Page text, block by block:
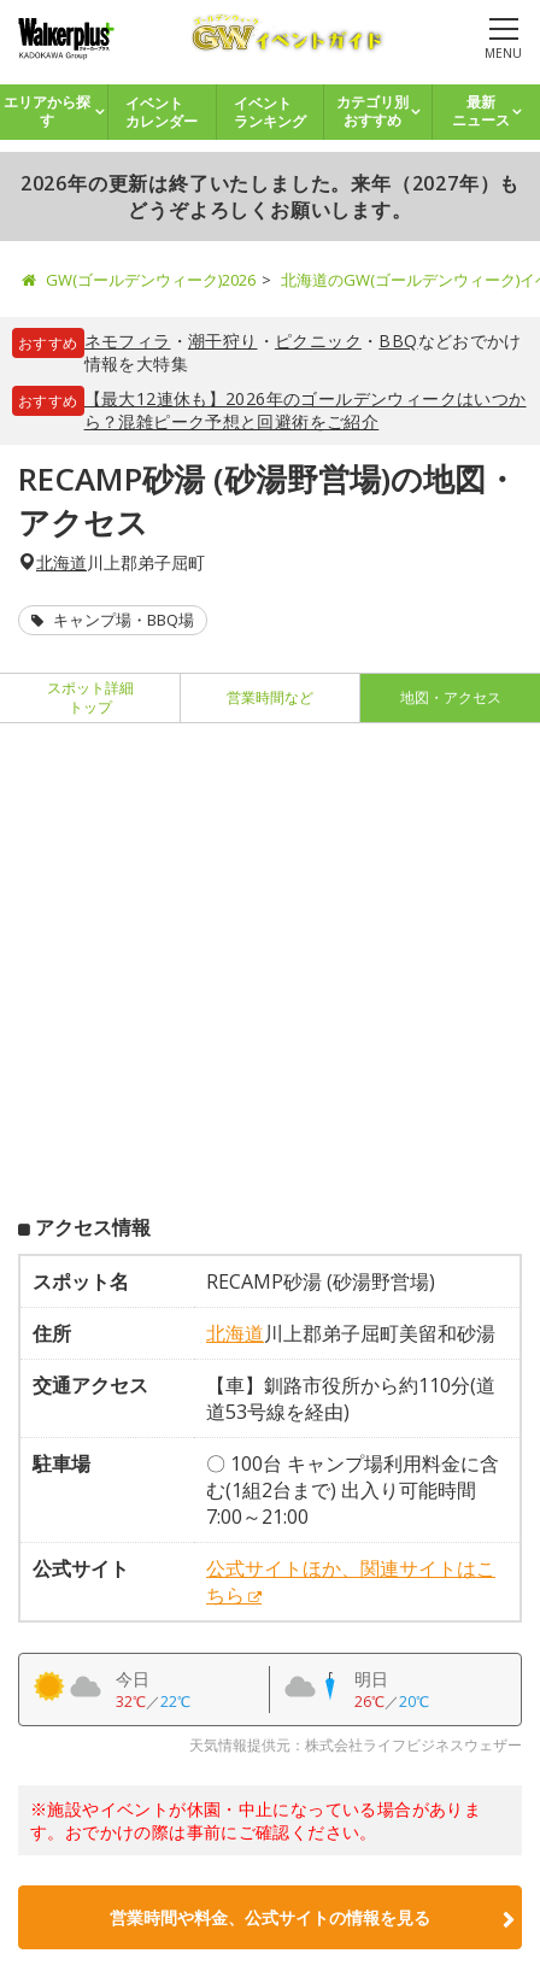
MENU
エリアから探
す
イベント
カレンダー
イベント
ランキング
カテゴリ別
おすすめ
最新
ニュース
2026年の更新は終了いたしました。来年（2027年）も
どうぞよろしくお願いします。
GW(ゴールデンウィーク)2026 北海道のGW(ゴールデンウィーク)
おすすめ ネモフィラ ・ 潮干狩り ・ ピクニック ・ BBQなどおでかけ
情報を大特集
おすすめ
【最大12連休も】2026年のゴールデンウィークはいつか
ら？混雑ピーク予想と回避術をご紹介
RECAMP砂湯 (砂湯野営場)の地図・
アクセス
北海道川上郡弟子屈町
キャンプ場・BBQ場
スポット詳細
トップ
営業時間など 地図・アクセス
アクセス情報
スポット名
RECAMP砂湯 (砂湯野営場)
住所
北海道川上郡弟子屈町美留和砂湯
交通アクセス
【車】釧路市役所から約110分(道
道53号線を経由)
駐車場
〇 100台 キャンプ場利用料金に含
む(1組2台まで) 出入り可能時間
7:00～21:00
公式サイト
公式サイトほか、関連サイトはこ
ちら
今日
32℃／22℃
明日
26℃／20℃
天気情報提供元：株式会社ライフビジネスウェザー
※施設やイベントが休園・中止になっている場合がありま
す。おでかけの際は事前にご確認ください。
営業時間や料金、公式サイトの情報を見る